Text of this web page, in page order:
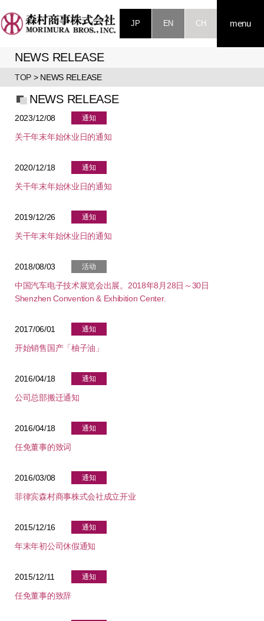
JP EN CH menu
NEWS RELEASE
TOP > NEWS RELEASE
NEWS RELEASE
2023/12/08 通知
关干年末年始休业日的通知
2020/12/18 通知
关干年末年始休业日的通知
2019/12/26 通知
关干年末年始休业日的通知
2018/08/03 活动
中国汽车电子技术展览会出展。2018年8月28日～30日
Shenzhen Convention & Exhibition Center.
2017/06/01 通知
开始销售国产「柚子油」
2016/04/18 通知
公司总部搬迁通知
2016/04/18 通知
任免董事的致词
2016/03/08 通知
菲律宾森村商事株式会社成立开业
2015/12/16 通知
年末年初公司休假通知
2015/12/11 通知
任免董事的致辞